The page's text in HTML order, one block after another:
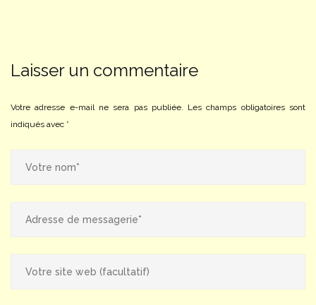
Laisser un commentaire
Votre adresse e-mail ne sera pas publiée. Les champs obligatoires sont
indiqués avec *